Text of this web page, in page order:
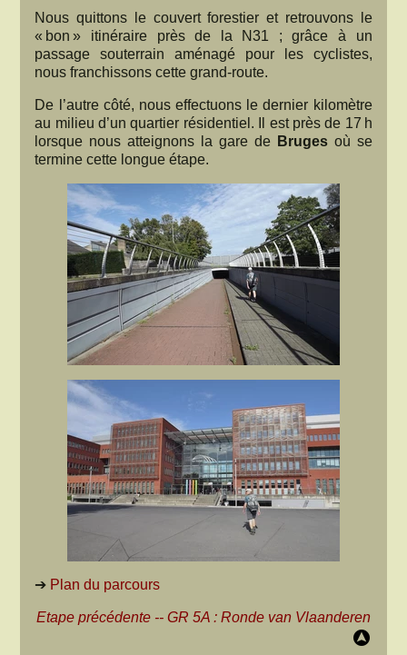
Nous quittons le couvert forestier et retrouvons le
« bon » itinéraire près de la N31 ; grâce à un
passage souterrain aménagé pour les cyclistes,
nous franchissons cette grand-route.
De l’autre côté, nous effectuons le dernier kilomètre
au milieu d’un quartier résidentiel. Il est près de 17 h
lorsque nous atteignons la gare de Brugesoù se
termine cette longue étape.
➔ Plan du parcours
Etape précédente -- GR 5A : Ronde van Vlaanderen